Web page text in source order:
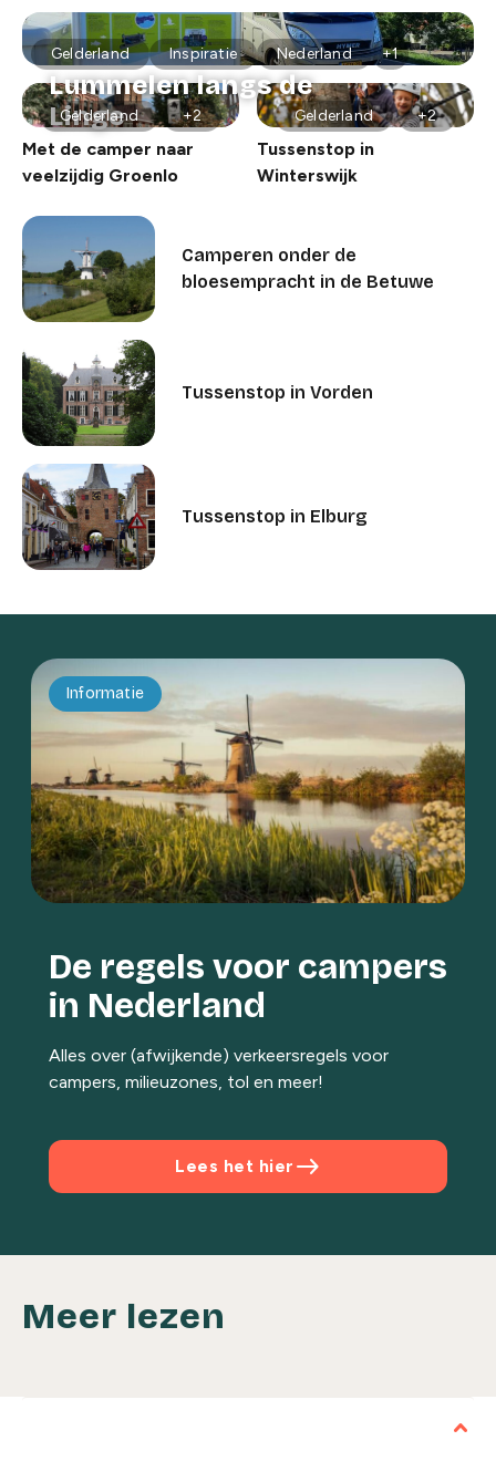
Gelderland Inspiratie Nederland +1
Lummelen langs de
Linge
Gelderland +2
Met de camper naar
veelzijdig Groenlo
Gelderland +2
Tussenstop in
Winterswijk
Camperen onder de
bloesempracht in de Betuwe
Tussenstop in Vorden
Tussenstop in Elburg
Informatie
De regels voor campers
in Nederland
Alles over (afwijkende) verkeersregels voor
campers, milieuzones, tol en meer!
east
Lees het hier
Meer lezen